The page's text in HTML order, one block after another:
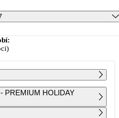
2027
ČT PÁ SO NE
4 5 6 7
PREMIUM HOLIDAY